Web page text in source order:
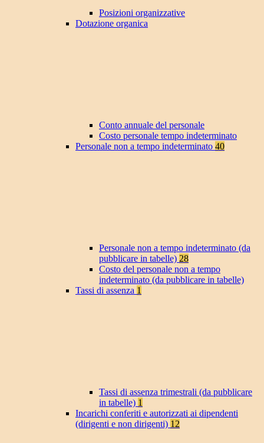
Posizioni organizzative
Dotazione organica
Conto annuale del personale
Costo personale tempo indeterminato
Personale non a tempo indeterminato 40
Personale non a tempo indeterminato (da
pubblicare in tabelle) 28
Costo del personale non a tempo
indeterminato (da pubblicare in tabelle)
Tassi di assenza 1
Tassi di assenza trimestrali (da pubblicare
in tabelle) 1
Incarichi conferiti e autorizzati ai dipendenti
(dirigenti e non dirigenti) 12